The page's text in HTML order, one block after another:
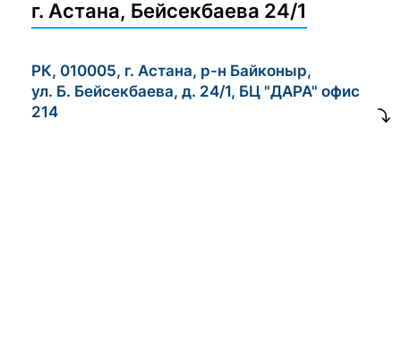
г. Астана, Бейсекбаева 24/1
РК, 010005, г. Астана, р-н Байконыр,
ул. Б. Бейсекбаева, д. 24/1, БЦ "ДАРА" офис
214